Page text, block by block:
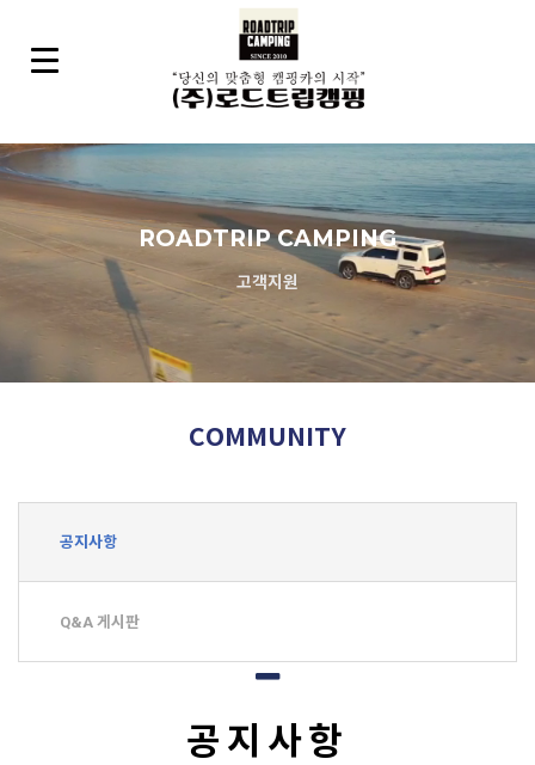
ROADTRIP CAMPING
고객지원
COMMUNITY
공지사항
Q&A 게시판
공지사항